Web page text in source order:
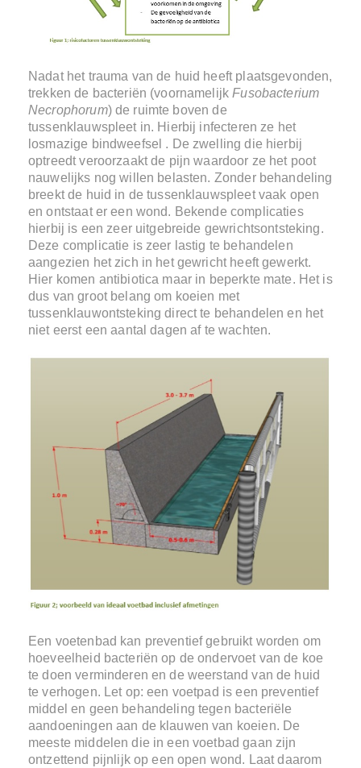
Nadat het trauma van de huid heeft plaatsgevonden,
trekken de bacteriën (voornamelijkFusobacterium
Necrophorum) de ruimte boven de
tussenklauwspleet in. Hierbij infecteren ze het
losmazige bindweefsel . De zwelling die hierbij
optreedt veroorzaakt de pijn waardoor ze het poot
nauwelijks nog willen belasten. Zonder behandeling
breekt de huid in de tussenklauwspleet vaak open
en ontstaat er een wond. Bekende complicaties
hierbij is een zeer uitgebreide gewrichtsontsteking.
Deze complicatie is zeer lastig te behandelen
aangezien het zich in het gewricht heeft gewerkt.
Hier komen antibiotica maar in beperkte mate. Het is
dus van groot belang om koeien met
tussenklauwontsteking direct te behandelen en het
niet eerst een aantal dagen af te wachten.
Een voetenbad kan preventief gebruikt worden om
hoeveelheid bacteriën op de ondervoet van de koe
te doen verminderen en de weerstand van de huid
te verhogen. Let op: een voetpad is een preventief
middel en geen behandeling tegen bacteriële
aandoeningen aan de klauwen van koeien. De
meeste middelen die in een voetbad gaan zijn
ontzettend pijnlijk op een open wond. Laat daarom